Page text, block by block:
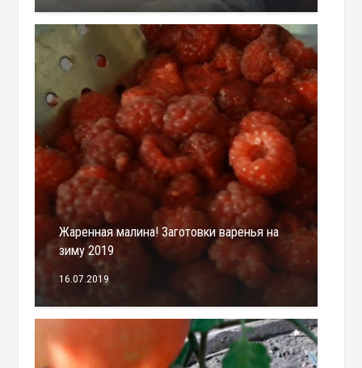
Жаренная малина! Заготовки варенья на
зиму 2019
16.07.2019